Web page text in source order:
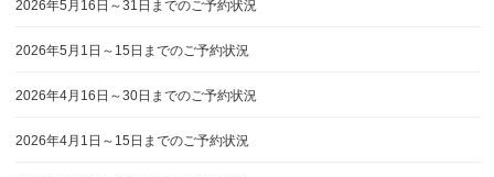
2026年5月16日～31日までのご予約状況
2026年5月1日～15日までのご予約状況
2026年4月16日～30日までのご予約状況
2026年4月1日～15日までのご予約状況